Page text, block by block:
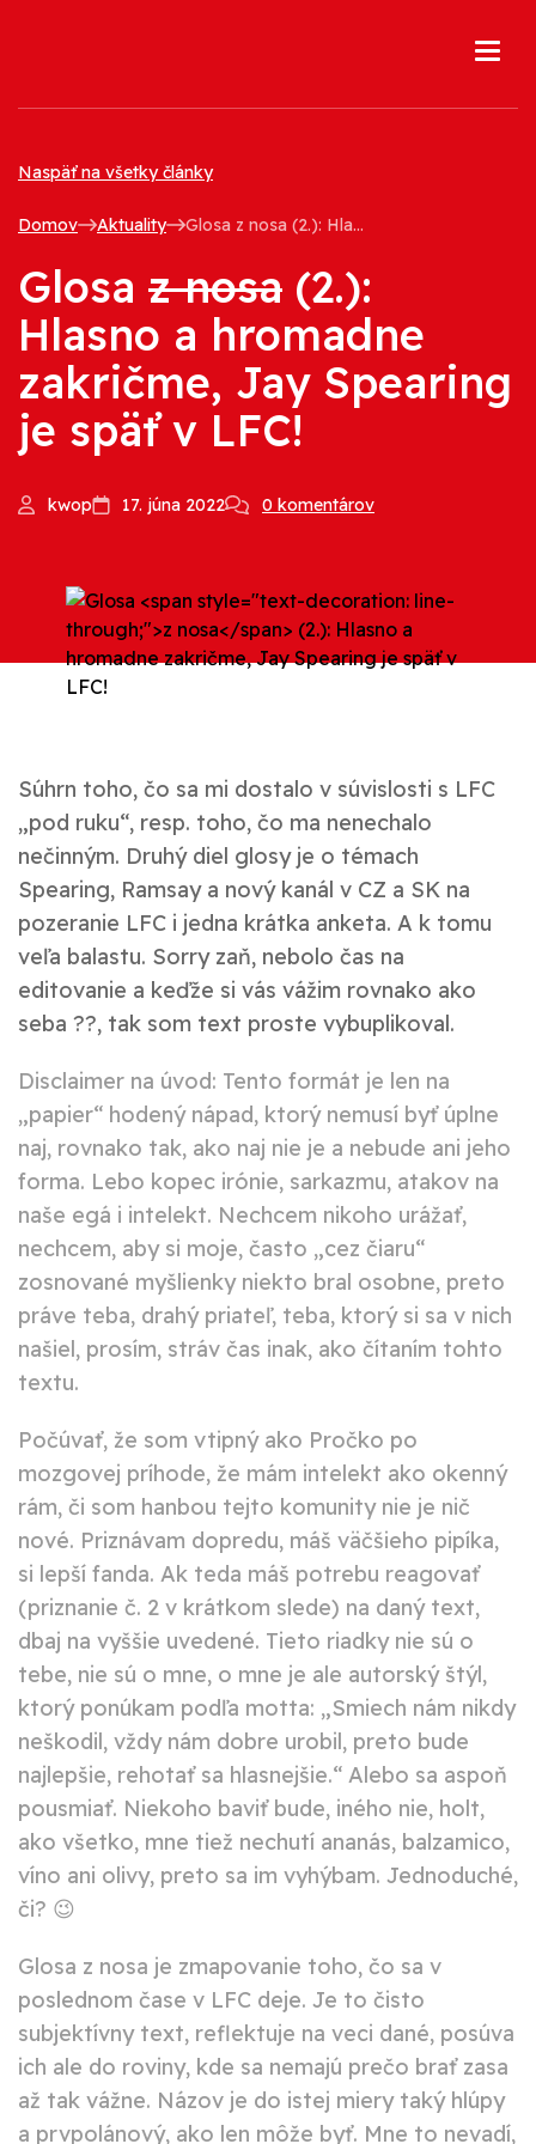
Domov Aktuality Glosa z nosa (2.): Hlasno a hromadne zakričme, Jay Spearing...
Naspäť na všetky články
Glosa z nosa (2.):
Hlasno a hromadne
zakričme, Jay Spearing
je späť v LFC!
kwop 17. júna 2022 0 komentárov
Súhrn toho, čo sa mi dostalo v súvislosti s LFC
„pod ruku“, resp. toho, čo ma nenechalo
nečinným. Druhý diel glosy je o témach
Spearing, Ramsay a nový kanál v CZ a SK na
pozeranie LFC i jedna krátka anketa. A k tomu
veľa balastu. Sorry zaň, nebolo čas na
editovanie a keďže si vás vážim rovnako ako
seba ??, tak som text proste vybuplikoval.
Disclaimer na úvod: Tento formát je len na
„papier“ hodený nápad, ktorý nemusí byť úplne
naj, rovnako tak, ako naj nie je a nebude ani jeho
forma. Lebo kopec irónie, sarkazmu, atakov na
naše egá i intelekt. Nechcem nikoho urážať,
nechcem, aby si moje, často „cez čiaru“
zosnované myšlienky niekto bral osobne, preto
práve teba, drahý priateľ, teba, ktorý si sa v nich
našiel, prosím, stráv čas inak, ako čítaním tohto
textu.
Počúvať, že som vtipný ako Pročko po
mozgovej príhode, že mám intelekt ako okenný
rám, či som hanbou tejto komunity nie je nič
nové. Priznávam dopredu, máš väčšieho pipíka,
si lepší fanda. Ak teda máš potrebu reagovať
(priznanie č. 2 v krátkom slede) na daný text,
dbaj na vyššie uvedené. Tieto riadky nie sú o
tebe, nie sú o mne, o mne je ale autorský štýl,
ktorý ponúkam podľa motta: „Smiech nám nikdy
neškodil, vždy nám dobre urobil, preto bude
najlepšie, rehotať sa hlasnejšie.“ Alebo sa aspoň
pousmiať. Niekoho baviť bude, iného nie, holt,
ako všetko, mne tiež nechutí ananás, balzamico,
víno ani olivy, preto sa im vyhýbam. Jednoduché,
či? 😉
Glosa z nosa je zmapovanie toho, čo sa v
poslednom čase v LFC deje. Je to čisto
subjektívny text, reflektuje na veci dané, posúva
ich ale do roviny, kde sa nemajú prečo brať zasa
až tak vážne. Názov je do istej miery taký hlúpy
a prvpolánový, ako len môže byť. Mne to nevadí,